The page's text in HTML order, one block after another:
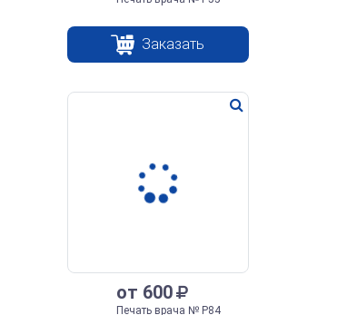
Заказать
от 600
Печать врача № Р84